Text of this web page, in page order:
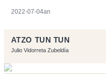
2022-07-04an
ATZO TUN TUN
Julio Vidorreta Zubeldía